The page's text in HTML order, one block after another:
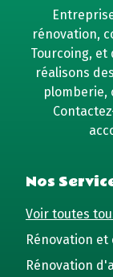
rénovation,
Tourcoing, et
réalisons
plomberie,
Nos
Voir toutes
Rénovation
Rénovation